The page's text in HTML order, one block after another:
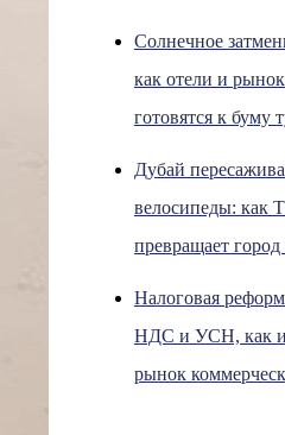
Солнечное
как отели и
готовятся к буму
Дубай
велосипеды: как
превращает
Налоговая
НДС и УСН, как
рынок